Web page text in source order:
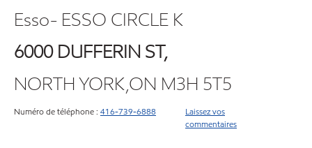
Esso- ESSO CIRCLE K
6000 DUFFERIN ST,
NORTH YORK,ON M3H 5T5
Numéro de téléphone : 416-739-6888
Laissez vos
commentaires